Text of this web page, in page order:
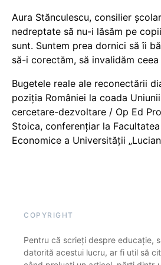
Aura Stănculescu, consilier
nedreptate să nu-i lăsăm pe
sunt. Suntem prea dornici să îi
să-i corectăm, să invalidăm
Bugetele reale ale reconectării
poziția României la coada
cercetare-dezvoltare / Op Ed
Stoica, conferențiar la
Economice a Universității
COPYRIGHT
Pentru că scrieți despre educație,
datorită acestui lucru, ar fi util să